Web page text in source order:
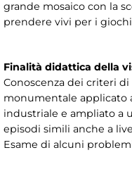
grande mosaico con la
prendere vivi per i
Finalità didattica della
Conoscenza dei criteri
monumentale applicato
industriale e ampliato a
episodi simili anche a
Esame di alcuni